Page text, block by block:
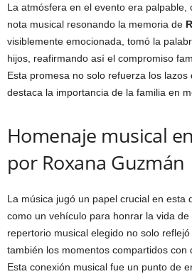
La atmósfera en el evento era palpable,
nota musical resonando la memoria de
visiblemente emocionada, tomó la
hijos, reafirmando así el compromiso
Esta promesa no solo refuerza los
destaca la importancia de la familia en
Homenaje musical
por Roxana Guzmán
La música jugó un papel crucial en esta
como un vehículo para honrar la vida de
repertorio musical elegido no solo
también los momentos compartidos con
Esta conexión musical fue un punto de